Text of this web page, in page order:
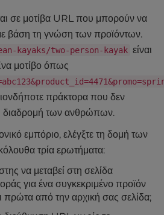
σε μοτίβα URL που μπορούν να
βάση τη γνώση των προϊόντων.
kayaks/two-person-kayak είναι
μοτίβο όπως
πράκτορα που δεν
διαδρομή των ανθρώπων.
εμπόριο, ελέγξτε τη δομή των
τρία ερωτήματα:
να μεταβεί στη σελίδα
για ένα συγκεκριμένο προϊόν
πρώτα από την αρχική σας σελίδα;